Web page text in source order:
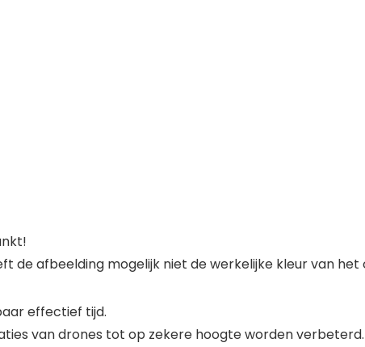
de afbeelding mogelijk niet de werkelijke kleur van het
effectief tijd.
van drones tot op zekere hoogte worden verbeterd.